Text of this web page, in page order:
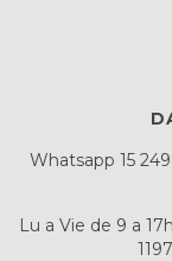
Whatsapp 15
Lu a Vie de 9 a